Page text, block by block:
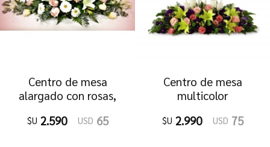
Centro de mesa
alargado con rosas,
$U 2.590 USD 65
Centro de mesa
multicolor
$U 2.990 USD 75